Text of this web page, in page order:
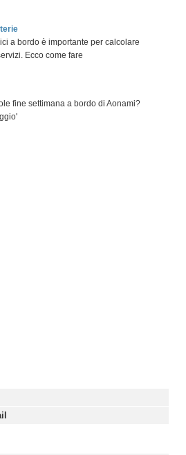
a bordo è importante per calcolare
Ecco come fare
fine settimana a bordo di Aonami?